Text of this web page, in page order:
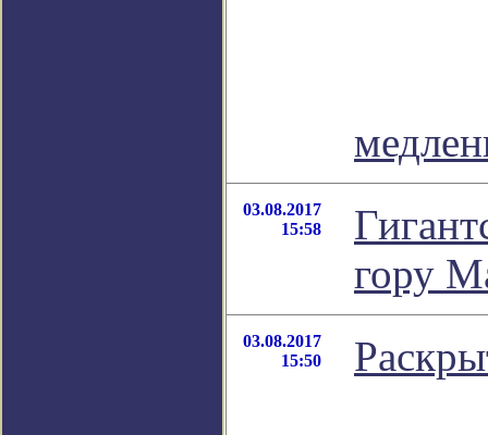
03.08.2017
15:58
гору
03.08.2017
15:50